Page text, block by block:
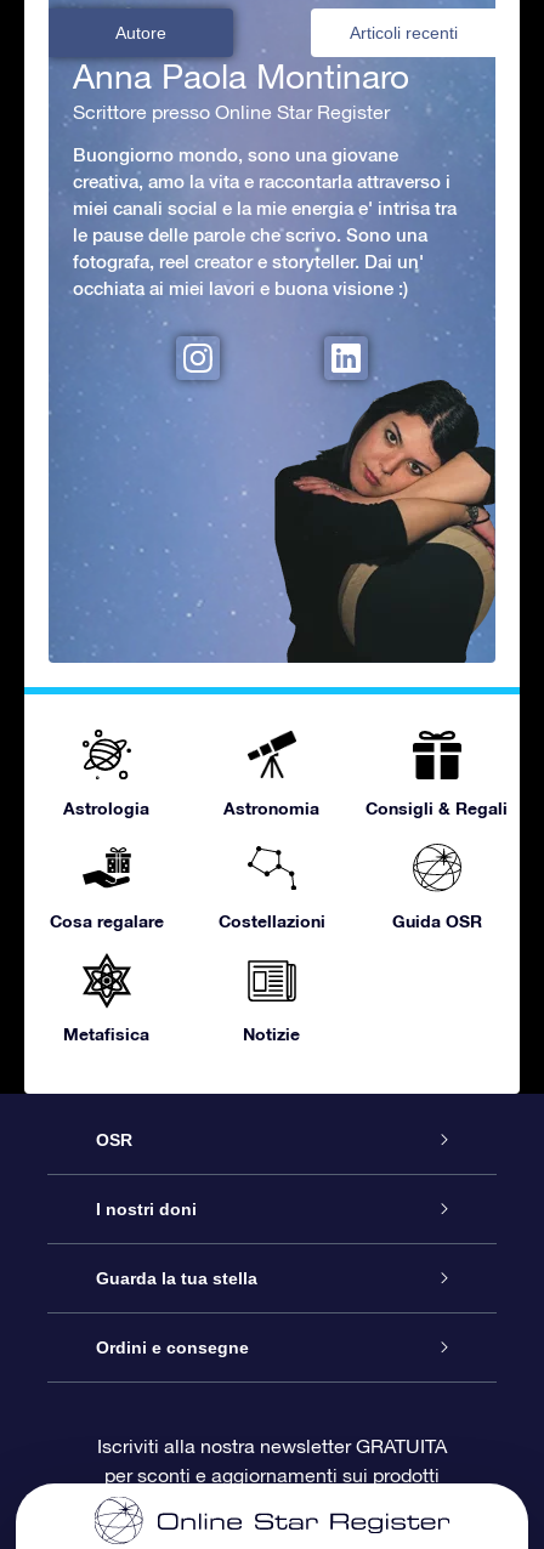
Autore Articoli recenti
Anna Paola Montinaro
Scrittore presso Online Star Register
Buongiorno mondo, sono una giovane
creativa, amo la vita e raccontarla attraverso i
miei canali social e la mie energia e' intrisa tra
le pause delle parole che scrivo. Sono una
fotografa, reel creator e storyteller. Dai un'
occhiata ai miei lavori e buona visione :)
Astrologia Astronomia Consigli & Regali
Cosa regalare Costellazioni Guida OSR
Metafisica Notizie
OSR
Assistenza
Contattaci
Blog
OSR Recensioni
I nostri doni
Online Star Gift
Pacchetto regalo OSR
Gift Card OSR
Guarda la tua stella
Registro stellare
Star Page personalizzata
Ordini e consegne
Informazioni di Pagamento
Iscriviti alla nostra newsletter GRATUITA
per sconti e aggiornamenti sui prodotti